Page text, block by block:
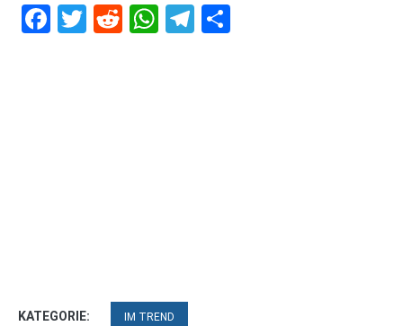
Facebook
Twitter
RedditWhatsApp
Telegram
KATEGORIE: IM TREND